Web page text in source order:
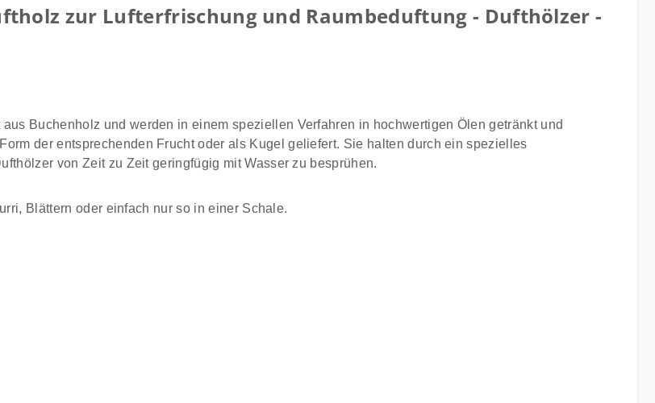
zur Lufterfrischung und Raumbeduftung - Dufthölzer -
Buchenholz und werden in einem speziellen Verfahren in hochwertigen Ölen getränkt und
der entsprechenden Frucht oder als Kugel geliefert. Sie halten durch ein spezielles
von Zeit zu Zeit geringfügig mit Wasser zu besprühen.
Blättern oder einfach nur so in einer Schale.